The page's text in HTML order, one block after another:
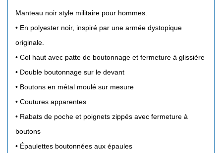
Manteau noir style militaire pour hommes.
• En polyester noir, inspiré par une armée dystopique
originale.
• Col haut avec patte de boutonnage et fermeture à glissière
• Double boutonnage sur le devant
• Boutons en métal moulé sur mesure
• Coutures apparentes
• Rabats de poche et poignets zippés avec fermeture à
boutons
• Épaulettes boutonnées aux épaules